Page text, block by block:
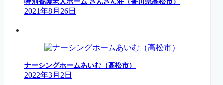
特別養護老人ホーム さんさん荘（香川県高松市）
2021年8月26日
ナーシングホームあいむ（高松市）
2022年3月2日